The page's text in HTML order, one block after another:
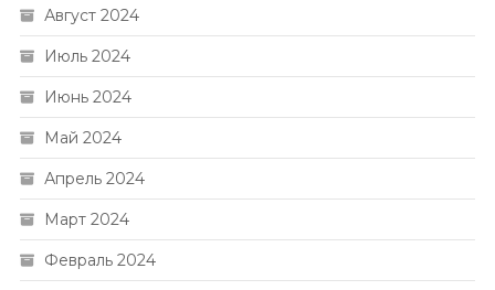
Август 2024
Июль 2024
Июнь 2024
Май 2024
Апрель 2024
Март 2024
Февраль 2024